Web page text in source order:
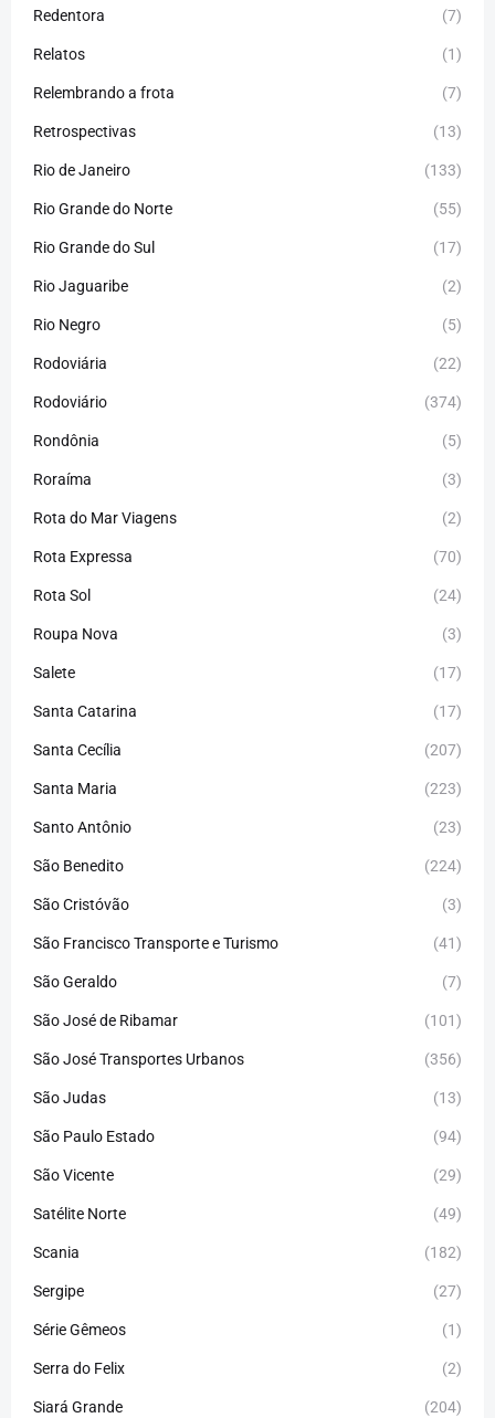
Redentora (7)
Relatos (1)
Relembrando a frota (7)
Retrospectivas (13)
Rio de Janeiro (133)
Rio Grande do Norte (55)
Rio Grande do Sul (17)
Rio Jaguaribe (2)
Rio Negro (5)
Rodoviária (22)
Rodoviário (374)
Rondônia (5)
Roraíma (3)
Rota do Mar Viagens (2)
Rota Expressa (70)
Rota Sol (24)
Roupa Nova (3)
Salete (17)
Santa Catarina (17)
Santa Cecília (207)
Santa Maria (223)
Santo Antônio (23)
São Benedito (224)
São Cristóvão (3)
São Francisco Transporte e Turismo (41)
São Geraldo (7)
São José de Ribamar (101)
São José Transportes Urbanos (356)
São Judas (13)
São Paulo Estado (94)
São Vicente (29)
Satélite Norte (49)
Scania (182)
Sergipe (27)
Série Gêmeos (1)
Serra do Felix (2)
Siará Grande (204)